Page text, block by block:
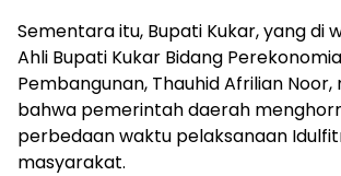
Sementara itu, Bupati Kukar, yang di
Ahli Bupati Kukar Bidang
Pembangunan, Thauhid Afrilian
bahwa pemerintah daerah
perbedaan waktu pelaksanaan
masyarakat.